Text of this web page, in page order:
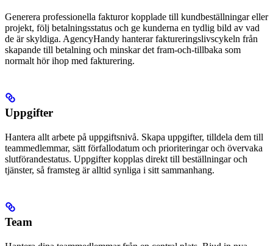
Generera professionella fakturor kopplade till kundbeställningar eller
projekt, följ betalningsstatus och ge kunderna en tydlig bild av vad
de är skyldiga. AgencyHandy hanterar faktureringslivscykeln från
skapande till betalning och minskar det fram-och-tillbaka som
normalt hör ihop med fakturering.
Uppgifter
Hantera allt arbete på uppgiftsnivå. Skapa uppgifter, tilldela dem till
teammedlemmar, sätt förfallodatum och prioriteringar och övervaka
slutförandestatus. Uppgifter kopplas direkt till beställningar och
tjänster, så framsteg är alltid synliga i sitt sammanhang.
Team